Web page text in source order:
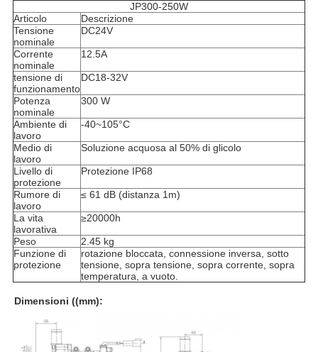
JP300-250W
Articolo
Descrizione
Tensione
nominale
DC24V
Corrente
nominale
12.5A
tensione di
funzionamento
DC18-32V
Potenza
nominale
300 W
Ambiente di
lavoro
-40~105°C
Medio di
lavoro
Soluzione acquosa al 50% di glicolo
Livello di
protezione
Protezione IP68
Rumore di
lavoro
≤ 61 dB (distanza 1m)
La vita
lavorativa
≥20000h
Peso
2.45 kg
Funzione di
protezione
rotazione bloccata, connessione inversa, sotto
tensione, sopra tensione, sopra corrente, sopra
temperatura, a vuoto.
Dimensioni ((mm):